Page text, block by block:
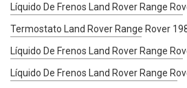
Líquido De Frenos Land Rover Range
Termostato Land Rover Range Rover
Líquido De Frenos Land Rover Range
Líquido De Frenos Land Rover Range